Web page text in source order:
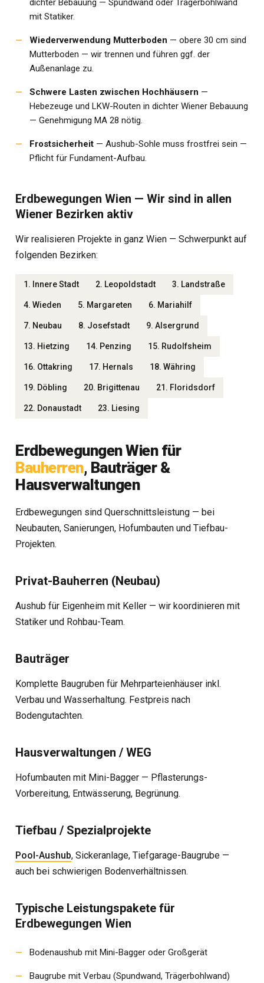
dichter Bebauung — Spundwand oder Trägerbohlwand
mit Statiker.
Wiederverwendung Mutterboden — obere 30 cm sind
Mutterboden — wir trennen und führen ggf. der
Außenanlage zu.
Schwere Lasten zwischen Hochhäusern —
Hebezeuge und LKW-Routen in dichter Wiener Bebauung
— Genehmigung MA 28 nötig.
Frostsicherheit — Aushub-Sohle muss frostfrei sein —
Pflicht für Fundament-Aufbau.
Erdbewegungen Wien — Wir sind in allen
Wiener Bezirken aktiv
Wir realisieren Projekte in ganz Wien — Schwerpunkt auf
folgenden Bezirken:
1. Innere Stadt 2. Leopoldstadt 3. Landstraße
4. Wieden 5. Margareten 6. Mariahilf
7. Neubau 8. Josefstadt 9. Alsergrund
13. Hietzing 14. Penzing 15. Rudolfsheim
16. Ottakring 17. Hernals 18. Währing
19. Döbling 20. Brigittenau 21. Floridsdorf
22. Donaustadt 23. Liesing
Erdbewegungen Wien für
Bauherren, Bauträger &
Hausverwaltungen
Erdbewegungen sind Querschnittsleistung — bei
Neubauten, Sanierungen, Hofumbauten und Tiefbau-
Projekten.
Privat-Bauherren (Neubau)
Aushub für Eigenheim mit Keller — wir koordinieren mit
Statiker und Rohbau-Team.
Bauträger
Komplette Baugruben für Mehrparteienhäuser inkl.
Verbau und Wasserhaltung. Festpreis nach
Bodengutachten.
Hausverwaltungen / WEG
Hofumbauten mit Mini-Bagger — Pflasterungs-
Vorbereitung, Entwässerung, Begrünung.
Tiefbau / Spezialprojekte
Pool-Aushub, Sickeranlage, Tiefgarage-Baugrube —
auch bei schwierigen Bodenverhältnissen.
Typische Leistungspakete für
Erdbewegungen Wien
Bodenaushub mit Mini-Bagger oder Großgerät
Baugrube mit Verbau (Spundwand, Trägerbohlwand)